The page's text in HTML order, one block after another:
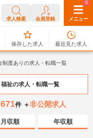
求人検索 会員登録 メニュー
0
保存した求人
0
最近見た求人
制度ありの求人・転職一覧
祉の求人・転職一覧
671件 ＋非公開求人
月収順 年収順